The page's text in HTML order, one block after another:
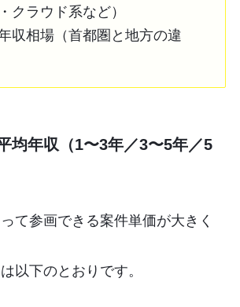
クラウド系など）
収相場（首都圏と地方の違
均年収（1〜3年／3〜5年／5
て参画できる案件単価が大きく
以下のとおりです。